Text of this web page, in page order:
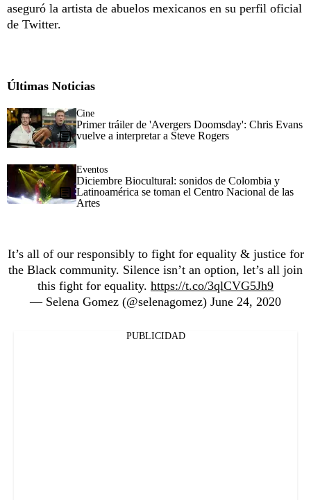
aseguró la artista de abuelos mexicanos en su perfil oficial
de Twitter.
Últimas Noticias
Cine
Primer tráiler de 'Avergers Doomsday': Chris Evans
vuelve a interpretar a Steve Rogers
Eventos
Diciembre Biocultural: sonidos de Colombia y
Latinoamérica se toman el Centro Nacional de las
Artes
It’s all of our responsibly to fight for equality & justice for
the Black community. Silence isn’t an option, let’s all join
this fight for equality. https://t.co/3qlCVG5Jh9
— Selena Gomez (@selenagomez) June 24, 2020
PUBLICIDAD